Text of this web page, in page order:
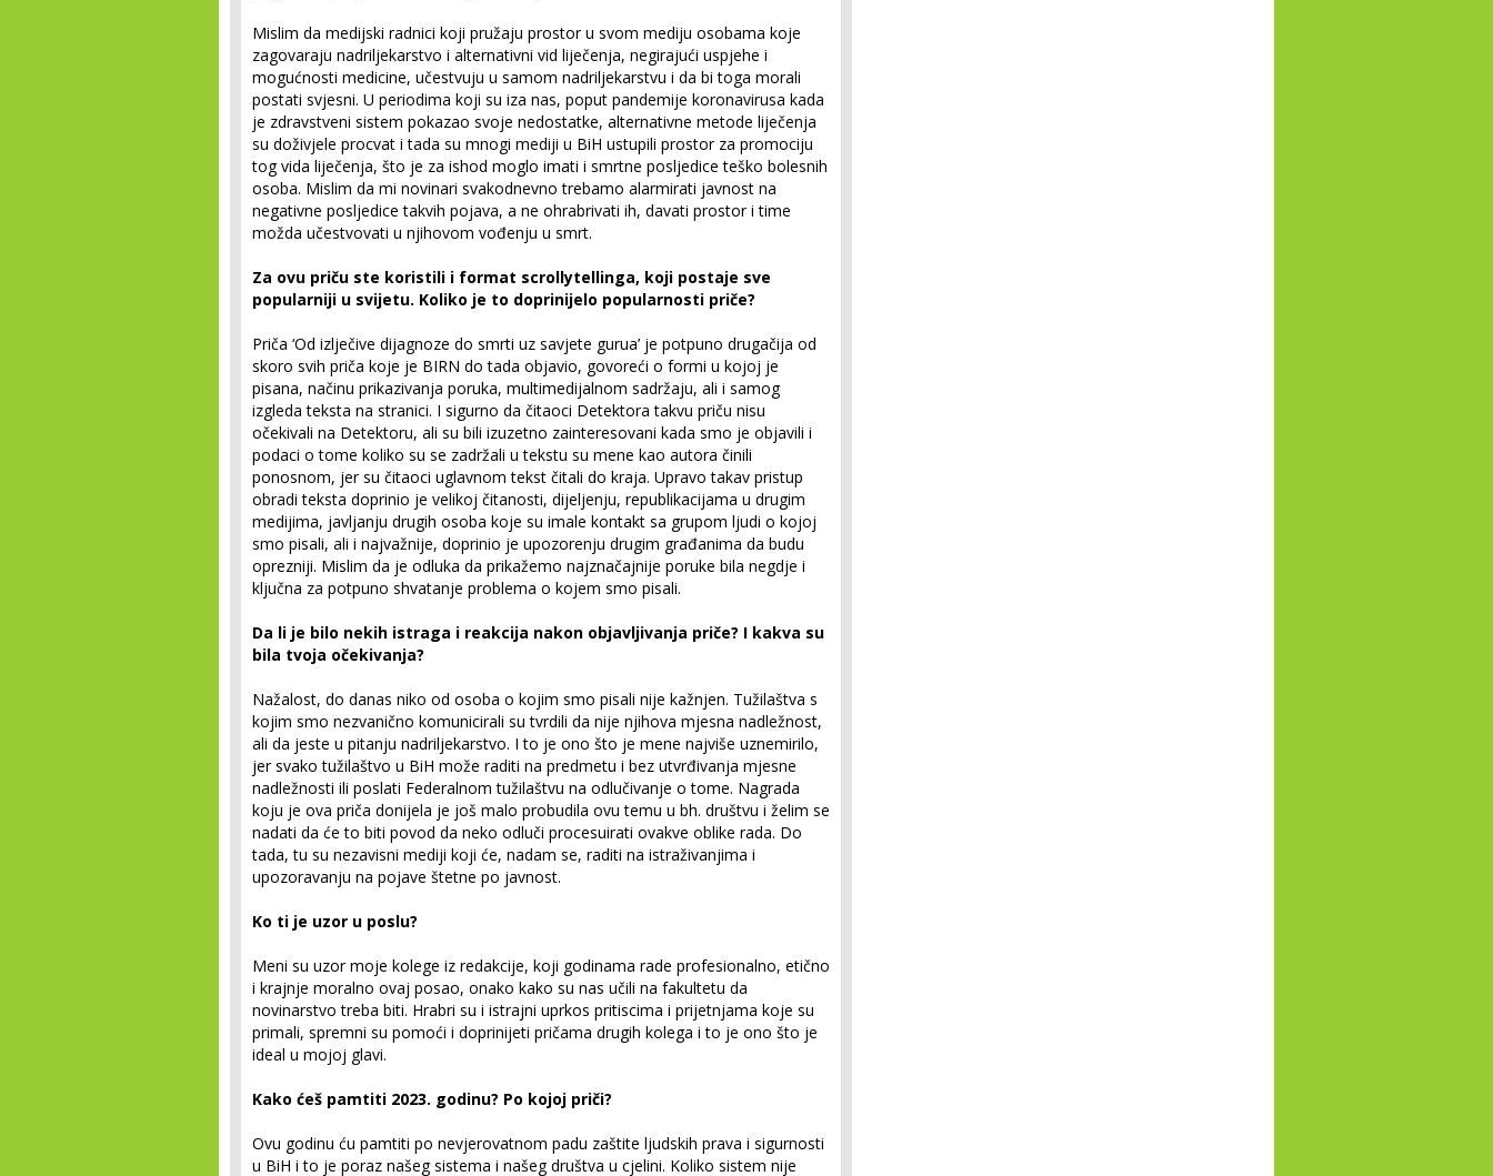
Mislim da medijski radnici koji pružaju prostor u svom mediju osobama koje
zagovaraju nadriljekarstvo i alternativni vid liječenja, negirajući uspjehe i
mogućnosti medicine, učestvuju u samom nadriljekarstvu i da bi toga morali
postati svjesni. U periodima koji su iza nas, poput pandemije koronavirusa kada
je zdravstveni sistem pokazao svoje nedostatke, alternativne metode liječenja
su doživjele procvat i tada su mnogi mediji u BiH ustupili prostor za promociju
tog vida liječenja, što je za ishod moglo imati i smrtne posljedice teško bolesnih
osoba. Mislim da mi novinari svakodnevno trebamo alarmirati javnost na
negativne posljedice takvih pojava, a ne ohrabrivati ih, davati prostor i time
možda učestvovati u njihovom vođenju u smrt.
Za ovu priču ste koristili i format scrollytellinga, koji postaje sve
popularniji u svijetu. Koliko je to doprinijelo popularnosti priče?
Priča ‘Od izlječive dijagnoze do smrti uz savjete gurua’ je potpuno drugačija od
skoro svih priča koje je BIRN do tada objavio, govoreći o formi u kojoj je
pisana, načinu prikazivanja poruka, multimedijalnom sadržaju, ali i samog
izgleda teksta na stranici. I sigurno da čitaoci Detektora takvu priču nisu
očekivali na Detektoru, ali su bili izuzetno zainteresovani kada smo je objavili i
podaci o tome koliko su se zadržali u tekstu su mene kao autora činili
ponosnom, jer su čitaoci uglavnom tekst čitali do kraja. Upravo takav pristup
obradi teksta doprinio je velikoj čitanosti, dijeljenju, republikacijama u drugim
medijima, javljanju drugih osoba koje su imale kontakt sa grupom ljudi o kojoj
smo pisali, ali i najvažnije, doprinio je upozorenju drugim građanima da budu
oprezniji. Mislim da je odluka da prikažemo najznačajnije poruke bila negdje i
ključna za potpuno shvatanje problema o kojem smo pisali.
Da li je bilo nekih istraga i reakcija nakon objavljivanja priče? I kakva su
bila tvoja očekivanja?
Nažalost, do danas niko od osoba o kojim smo pisali nije kažnjen. Tužilaštva s
kojim smo nezvanično komunicirali su tvrdili da nije njihova mjesna nadležnost,
ali da jeste u pitanju nadriljekarstvo. I to je ono što je mene najviše uznemirilo,
jer svako tužilaštvo u BiH može raditi na predmetu i bez utvrđivanja mjesne
nadležnosti ili poslati Federalnom tužilaštvu na odlučivanje o tome. Nagrada
koju je ova priča donijela je još malo probudila ovu temu u bh. društvu i želim se
nadati da će to biti povod da neko odluči procesuirati ovakve oblike rada. Do
tada, tu su nezavisni mediji koji će, nadam se, raditi na istraživanjima i
upozoravanju na pojave štetne po javnost.
Ko ti je uzor u poslu?
Meni su uzor moje kolege iz redakcije, koji godinama rade profesionalno, etično
i krajnje moralno ovaj posao, onako kako su nas učili na fakultetu da
novinarstvo treba biti. Hrabri su i istrajni uprkos pritiscima i prijetnjama koje su
primali, spremni su pomoći i doprinijeti pričama drugih kolega i to je ono što je
ideal u mojoj glavi.
Kako ćeš pamtiti 2023. godinu? Po kojoj priči?
Ovu godinu ću pamtiti po nevjerovatnom padu zaštite ljudskih prava i sigurnosti
u BiH i to je poraz našeg sistema i našeg društva u cjelini. Koliko sistem nije